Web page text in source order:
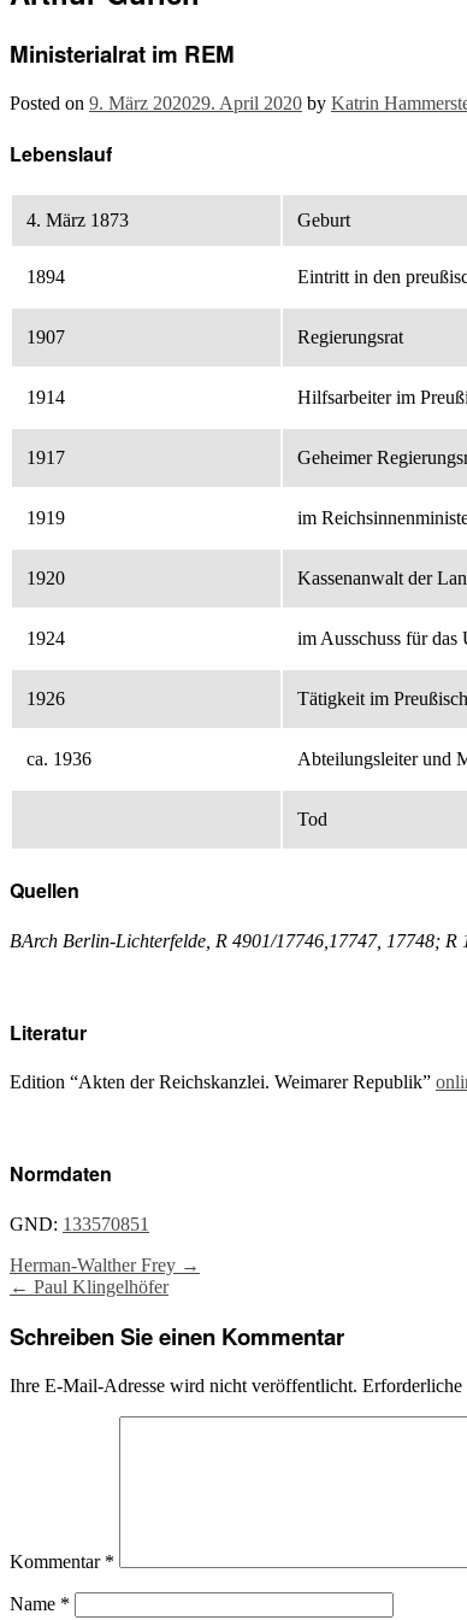
Ministerialrat im REM
Posted on 9. März 202029. April 2020 by Katrin
Lebenslauf
4. März 1873 Geburt
1894 Eintritt in den
1907 Regierungsrat
1914 Hilfsarbeiter im
1917 Geheimer
1919 im
1920 Kassenanwalt der
1924 im Ausschuss für das
1926 Tätigkeit im
ca. 1936 Abteilungsleiter und
Tod
Quellen
BArch Berlin-Lichterfelde, R 4901/17746,17747, 17748; R
Literatur
Edition “Akten der Reichskanzlei. Weimarer Republik”
Normdaten
GND: 133570851
Post
Herman-Walther Frey →
← Paul Klingelhöfer
Schreiben Sie einen Kommentar
Ihre E-Mail-Adresse wird nicht veröffentlicht. Erforderliche
Kommentar *
Name *